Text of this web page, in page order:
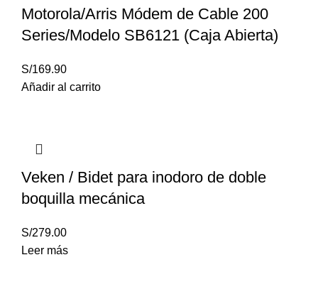
Motorola/Arris Módem de Cable 200
Series/Modelo SB6121 (Caja Abierta)
S/169.90
Añadir al carrito
Veken / Bidet para inodoro de doble
boquilla mecánica
S/279.00
Leer más